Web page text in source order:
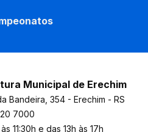
Municipal de Erechim
Bandeira, 354 - Erechim - RS
7000
11:30h e das 13h às 17h